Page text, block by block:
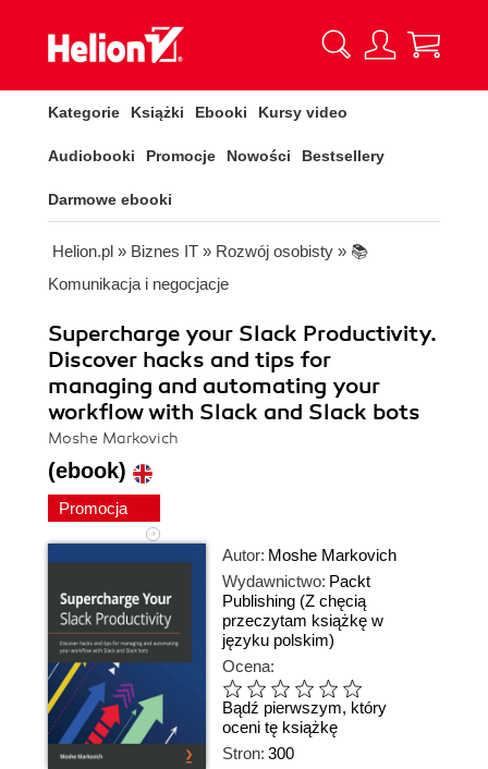
Kategorie Książki Ebooki Kursy video
Audiobooki Promocje Nowości Bestsellery
Darmowe ebooki
Helion.pl » Biznes IT » Rozwój osobisty » 📚
Komunikacja i negocjacje
Supercharge your Slack Productivity.
Discover hacks and tips for
managing and automating your
workflow with Slack and Slack bots
Moshe Markovich
(ebook)
Promocja
Autor: Moshe Markovich
Wydawnictwo: Packt
Publishing (Z chęcią
przeczytam książkę w
języku polskim)
Ocena:
Bądź pierwszym, który
oceni tę książkę
Stron: 300